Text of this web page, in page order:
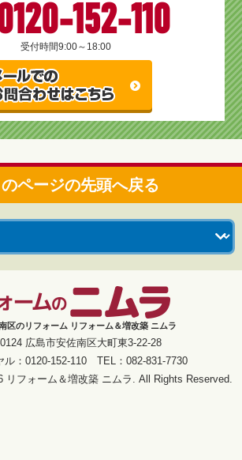
152-110
受付時間9:00～18:00
ページの先頭へ戻る
区のリフォーム リフォーム＆増改築 ニムラ
広島市安佐南区大町東3-22-28
ル：0120-152-110 TEL：082-831-7730
リフォーム＆増改築 ニムラ. All Rights Reserved.